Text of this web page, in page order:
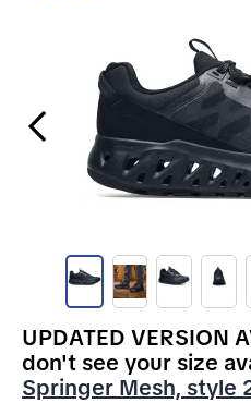
Previous Slide
UPDATED VERSION
don't see your size
Springer Mesh, style